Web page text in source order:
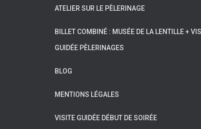
ATELIER SUR LE PÈLERINAGE
BILLET COMBINÉ : MUSÉE DE LA LENTILLE +
GUIDÉE PÈLERINAGES
BLOG
MENTIONS LÉGALES
VISITE GUIDÉE DÉBUT DE SOIRÉE